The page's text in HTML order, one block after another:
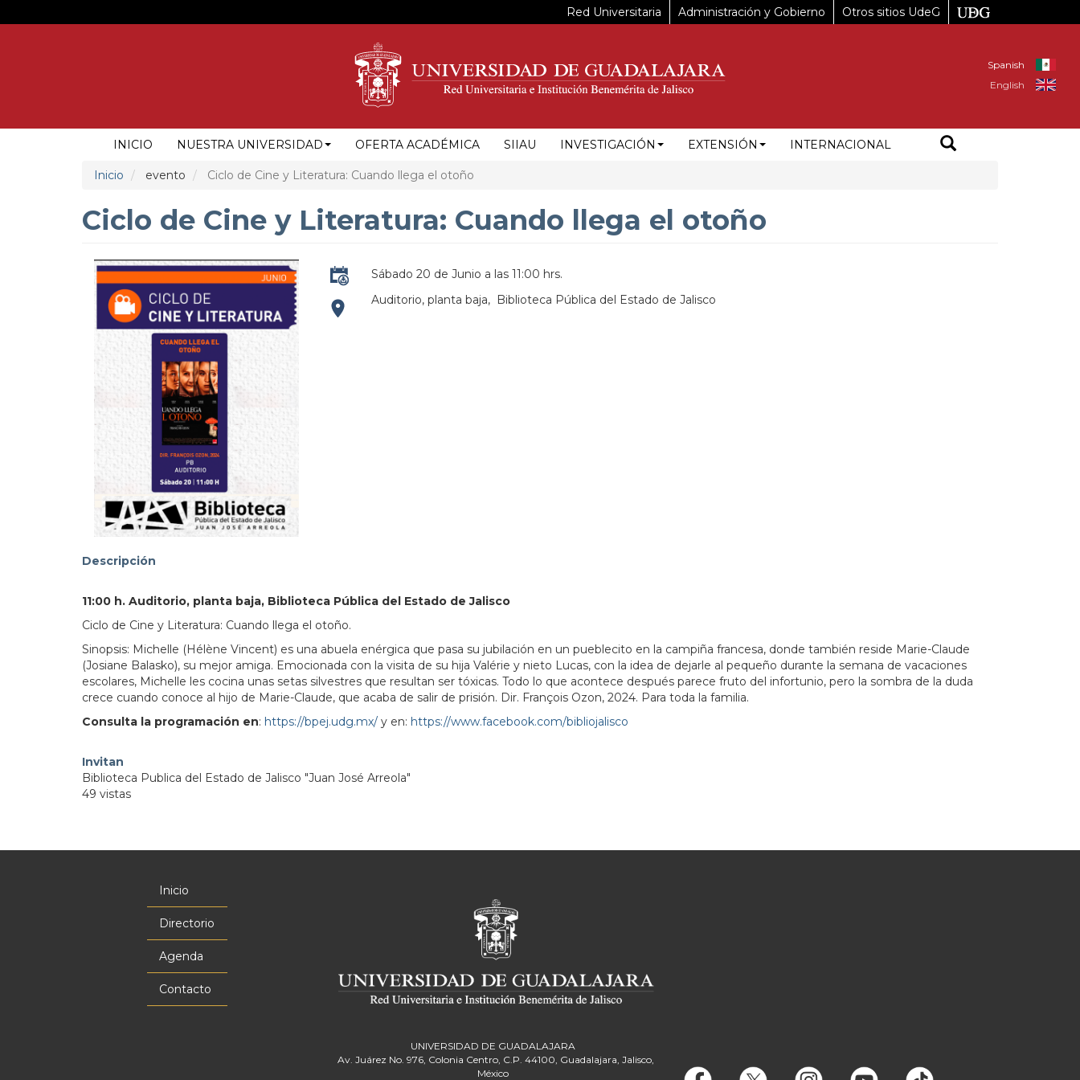
al
Red Universitaria Administración y Gobierno Otros sitios UdeG
Spanish
English
NAVEGACIÓN
PRINCIPAL
INICIO NUESTRA UNIVERSIDAD OFERTA ACADÉMICA SIIAU INVESTIGACIÓN EXTENSIÓN INTERNACIONAL
Inicio evento Ciclo de Cine y Literatura: Cuando llega el otoño
Ciclo de Cine y Literatura: Cuando llega el otoño
Sábado 20 de Junio a las 11:00 hrs.
Auditorio, planta baja, Biblioteca Pública del Estado de Jalisco
Descripción
11:00 h. Auditorio, planta baja, Biblioteca Pública del Estado de Jalisco
Ciclo de Cine y Literatura: Cuando llega el otoño.
Sinopsis: Michelle (Hélène Vincent) es una abuela enérgica que pasa su jubilación en un pueblecito en la campiña francesa, donde también reside Marie-Claude
(Josiane Balasko), su mejor amiga. Emocionada con la visita de su hija Valérie y nieto Lucas, con la idea de dejarle al pequeño durante la semana de vacaciones
escolares, Michelle les cocina unas setas silvestres que resultan ser tóxicas. Todo lo que acontece después parece fruto del infortunio, pero la sombra de la duda
crece cuando conoce al hijo de Marie-Claude, que acaba de salir de prisión. Dir. François Ozon, 2024. Para toda la familia.
Consulta la programación en: https://bpej.udg.mx/ y en: https://www.facebook.com/bibliojalisco
Invitan
Biblioteca Publica del Estado de Jalisco "Juan José Arreola"
49 vistas
principal
Inicio
Directorio
Agenda
Contacto
UNIVERSIDAD DE GUADALAJARA
Av. Juárez No. 976, Colonia Centro, C.P. 44100, Guadalajara, Jalisco,
México